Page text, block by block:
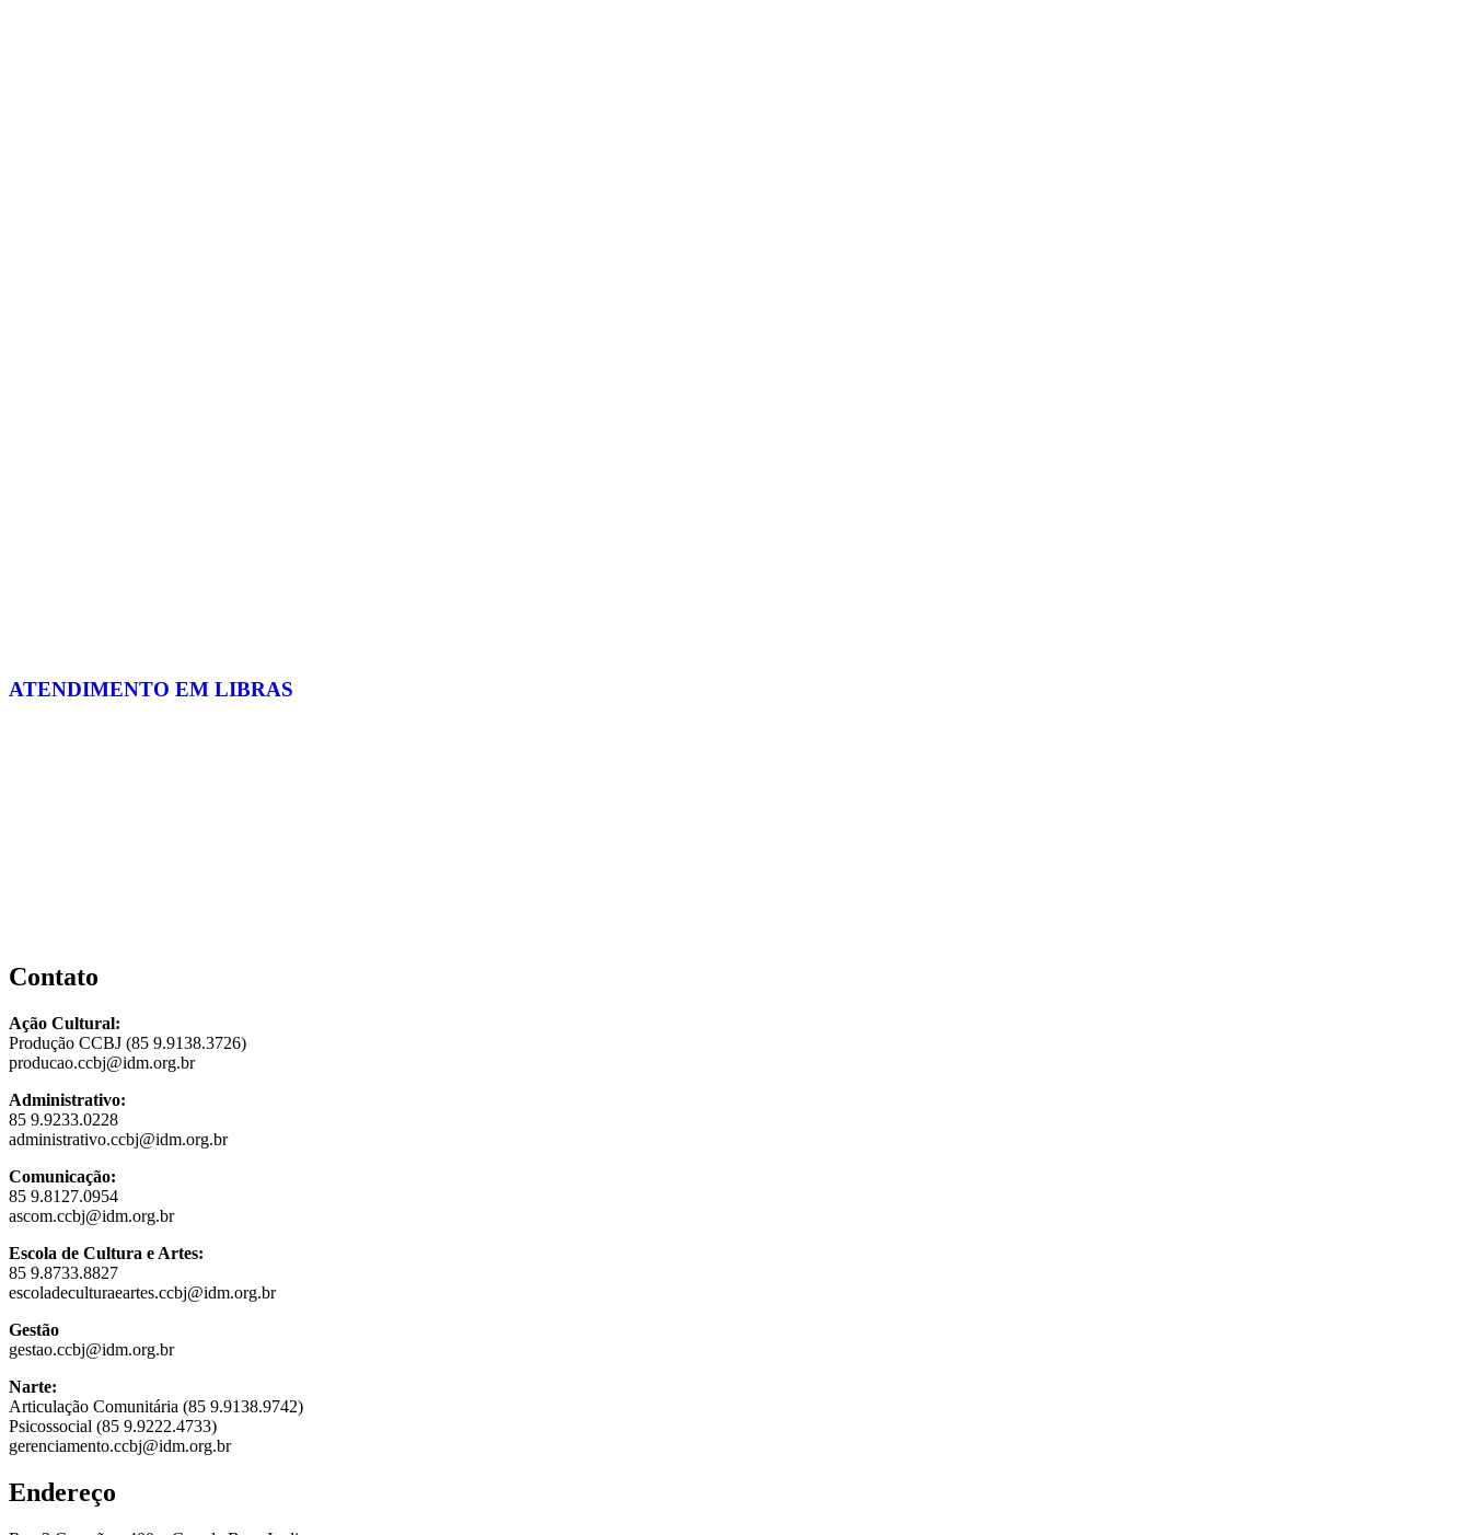
ATENDIMENTO EM LIBRAS
Contato
Ação Cultural:
Produção CCBJ (85 9.9138.3726)
producao.ccbj@idm.org.br
Administrativo:
85 9.9233.0228
administrativo.ccbj@idm.org.br
Comunicação:
85 9.8127.0954
ascom.ccbj@idm.org.br
Escola de Cultura e Artes:
85 9.8733.8827
escoladeculturaeartes.ccbj@idm.org.br
Gestão
gestao.ccbj@idm.org.br
Narte:
Articulação Comunitária (85 9.9138.9742)
Psicossocial (85 9.9222.4733)
gerenciamento.ccbj@idm.org.br
Endereço